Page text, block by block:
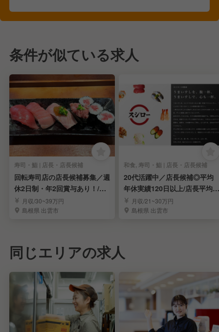
条件が似ている求人
寿司・鮨 | 店長・店長候補
回転寿司店の店長候補募集／週
休2日制・年2回賞与あり！/月
給30万以上
月収/30~39万円
島根県 出雲市
和食, 寿司・鮨 | 店長・店長候補
20代活躍中／店長候補◎平均
年休実績120日以上/店長平均年
収621万円！
月収/21~30万円
島根県 出雲市
同じエリアの求人